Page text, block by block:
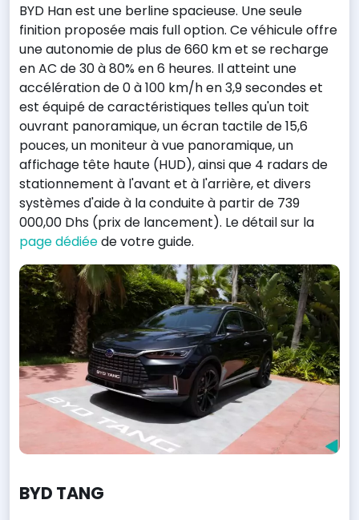
BYD Han est une berline spacieuse. Une seule
finition proposée mais full option. Ce véhicule offre
une autonomie de plus de 660 km et se recharge
en AC de 30 à 80% en 6 heures. Il atteint une
accélération de 0 à 100 km/h en 3,9 secondes et
est équipé de caractéristiques telles qu'un toit
ouvrant panoramique, un écran tactile de 15,6
pouces, un moniteur à vue panoramique, un
affichage tête haute (HUD), ainsi que 4 radars de
stationnement à l'avant et à l'arrière, et divers
systèmes d'aide à la conduite à partir de 739
000,00 Dhs (prix de lancement). Le détail sur la
page dédiéede votre guide.
BYD TANG